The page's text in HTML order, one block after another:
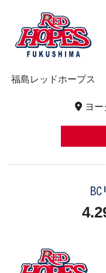
福島レッドホープス
ヨ